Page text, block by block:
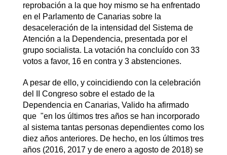
reprobación a la que hoy mismo se ha enfrentado
en el Parlamento de Canarias sobre la
desaceleración de la intensidad del Sistema de
Atención a la Dependencia, presentada por el
grupo socialista. La votación ha concluído con 33
votos a favor, 16 en contra y 3 abstenciones.
A pesar de ello, y coincidiendo con la celebración
del II Congreso sobre el estado de la
Dependencia en Canarias, Valido ha afirmado
que "en los últimos tres años se han incorporado
al sistema tantas personas dependientes como los
diez años anteriores. De hecho, en los últimos tres
años (2016, 2017 y de enero a agosto de 2018) se